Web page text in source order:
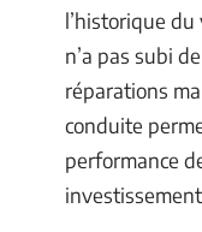
l’historique du
n’a pas subi
réparations
conduite
performance